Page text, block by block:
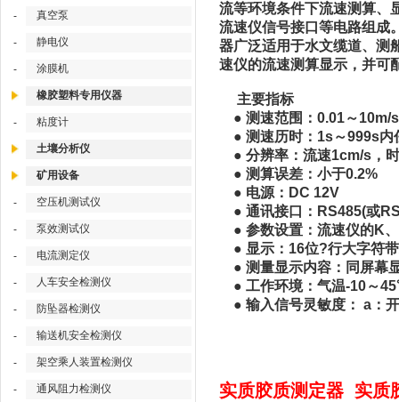
- 真空泵
- 静电仪
- 涂膜机
橡胶塑料专用仪器
- 粘度计
土壤分析仪
矿用设备
- 空压机测试仪
- 泵效测试仪
- 电流测定仪
- 人车安全检测仪
- 防坠器检测仪
- 输送机安全检测仪
- 架空乘人装置检测仪
- 通风阻力检测仪
流等环境条件下流速测算、
流速仪信号接口等电路组成
器广泛适用于水文缆道、测
速仪的流速测算显示，并可
主要指标
● 测速范围：0.01～10m/
● 测速历时：1s～999s内
● 分辨率：流速1cm/s，
● 测算误差：小于0.2%
● 电源：DC 12V
● 通讯接口：RS485(或
● 参数设置：流速仪的K
● 显示：16位?行大字符
● 测量显示内容：同屏幕
● 工作环境：气温-10～
● 输入信号灵敏度： a：
实质胶质测定器 实质